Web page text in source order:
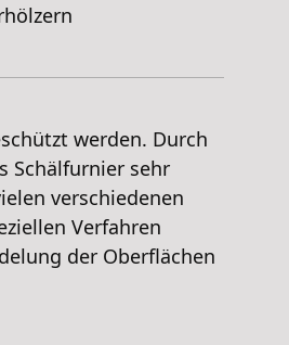
werden. Durch
Schälfurnier sehr
verschiedenen
Verfahren
der Oberflächen